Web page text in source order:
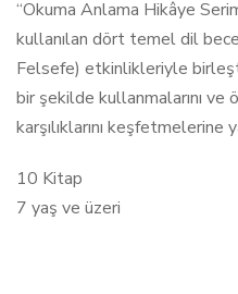
“Okuma Anlama Hikâye
kullanılan dört temel dil
Felsefe) etkinlikleriyle
bir şekilde kullanmalarını
karşılıklarını keşfetmelerine
10 Kitap
7 yaş ve üzeri